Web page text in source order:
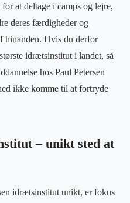
at deltage i camps og lejre,
deres færdigheder og
hinanden. Hvis du derfor
idrætsinstitut i landet, så
hos Paul Petersen
ikke komme til at fortryde
– unikt sted at
idrætsinstitut unikt, er fokus